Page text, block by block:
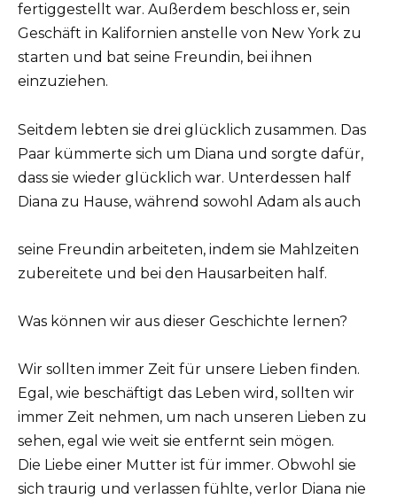
fertiggestellt war. Außerdem beschloss er, sein
Geschäft in Kalifornien anstelle von New York zu
starten und bat seine Freundin, bei ihnen
einzuziehen.
Seitdem lebten sie drei glücklich zusammen. Das
Paar kümmerte sich um Diana und sorgte dafür,
dass sie wieder glücklich war. Unterdessen half
Diana zu Hause, während sowohl Adam als auch
seine Freundin arbeiteten, indem sie Mahlzeiten
zubereitete und bei den Hausarbeiten half.
Was können wir aus dieser Geschichte lernen?
Wir sollten immer Zeit für unsere Lieben finden.
Egal, wie beschäftigt das Leben wird, sollten wir
immer Zeit nehmen, um nach unseren Lieben zu
sehen, egal wie weit sie entfernt sein mögen.
Die Liebe einer Mutter ist für immer. Obwohl sie
sich traurig und verlassen fühlte, verlor Diana nie